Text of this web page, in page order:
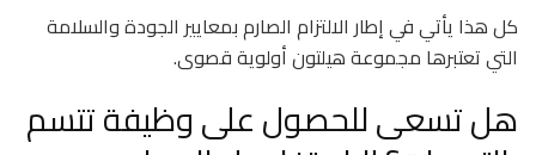
كل هذا يأتي في إطار الالتزام الصارم بمعايير الجودة والسلامة
التي تعتبرها مجموعة هيلتون أولوية قصوى.
هل تسعى للحصول على وظيفة تتسم